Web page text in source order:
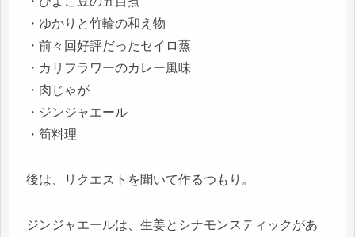
・ゆかりと竹輪の和え物
・前々回好評だったセイロ蒸
・カリフラワーのカレー風味
・肉じゃが
・ジンジャエール
・筍料理
後は、リクエストを聞いて作るつもり。
ジンジャエールは、生姜とシナモンスティックがあ